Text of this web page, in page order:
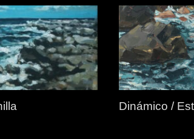
Dinámico /